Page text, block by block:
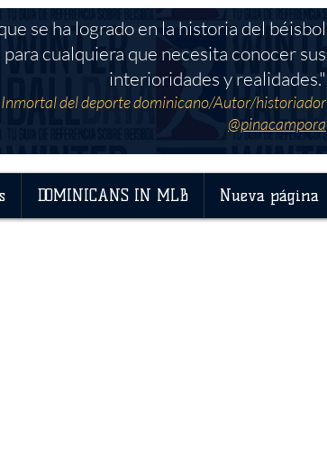
DOMINICANS IN MLB Nueva página
se ha logrado en la historia del béisbol
cualquiera que necesita conocer sus
interioridades y realidades."
Inmortal del deporte dominicano/Autor/historiador
@pinacampora